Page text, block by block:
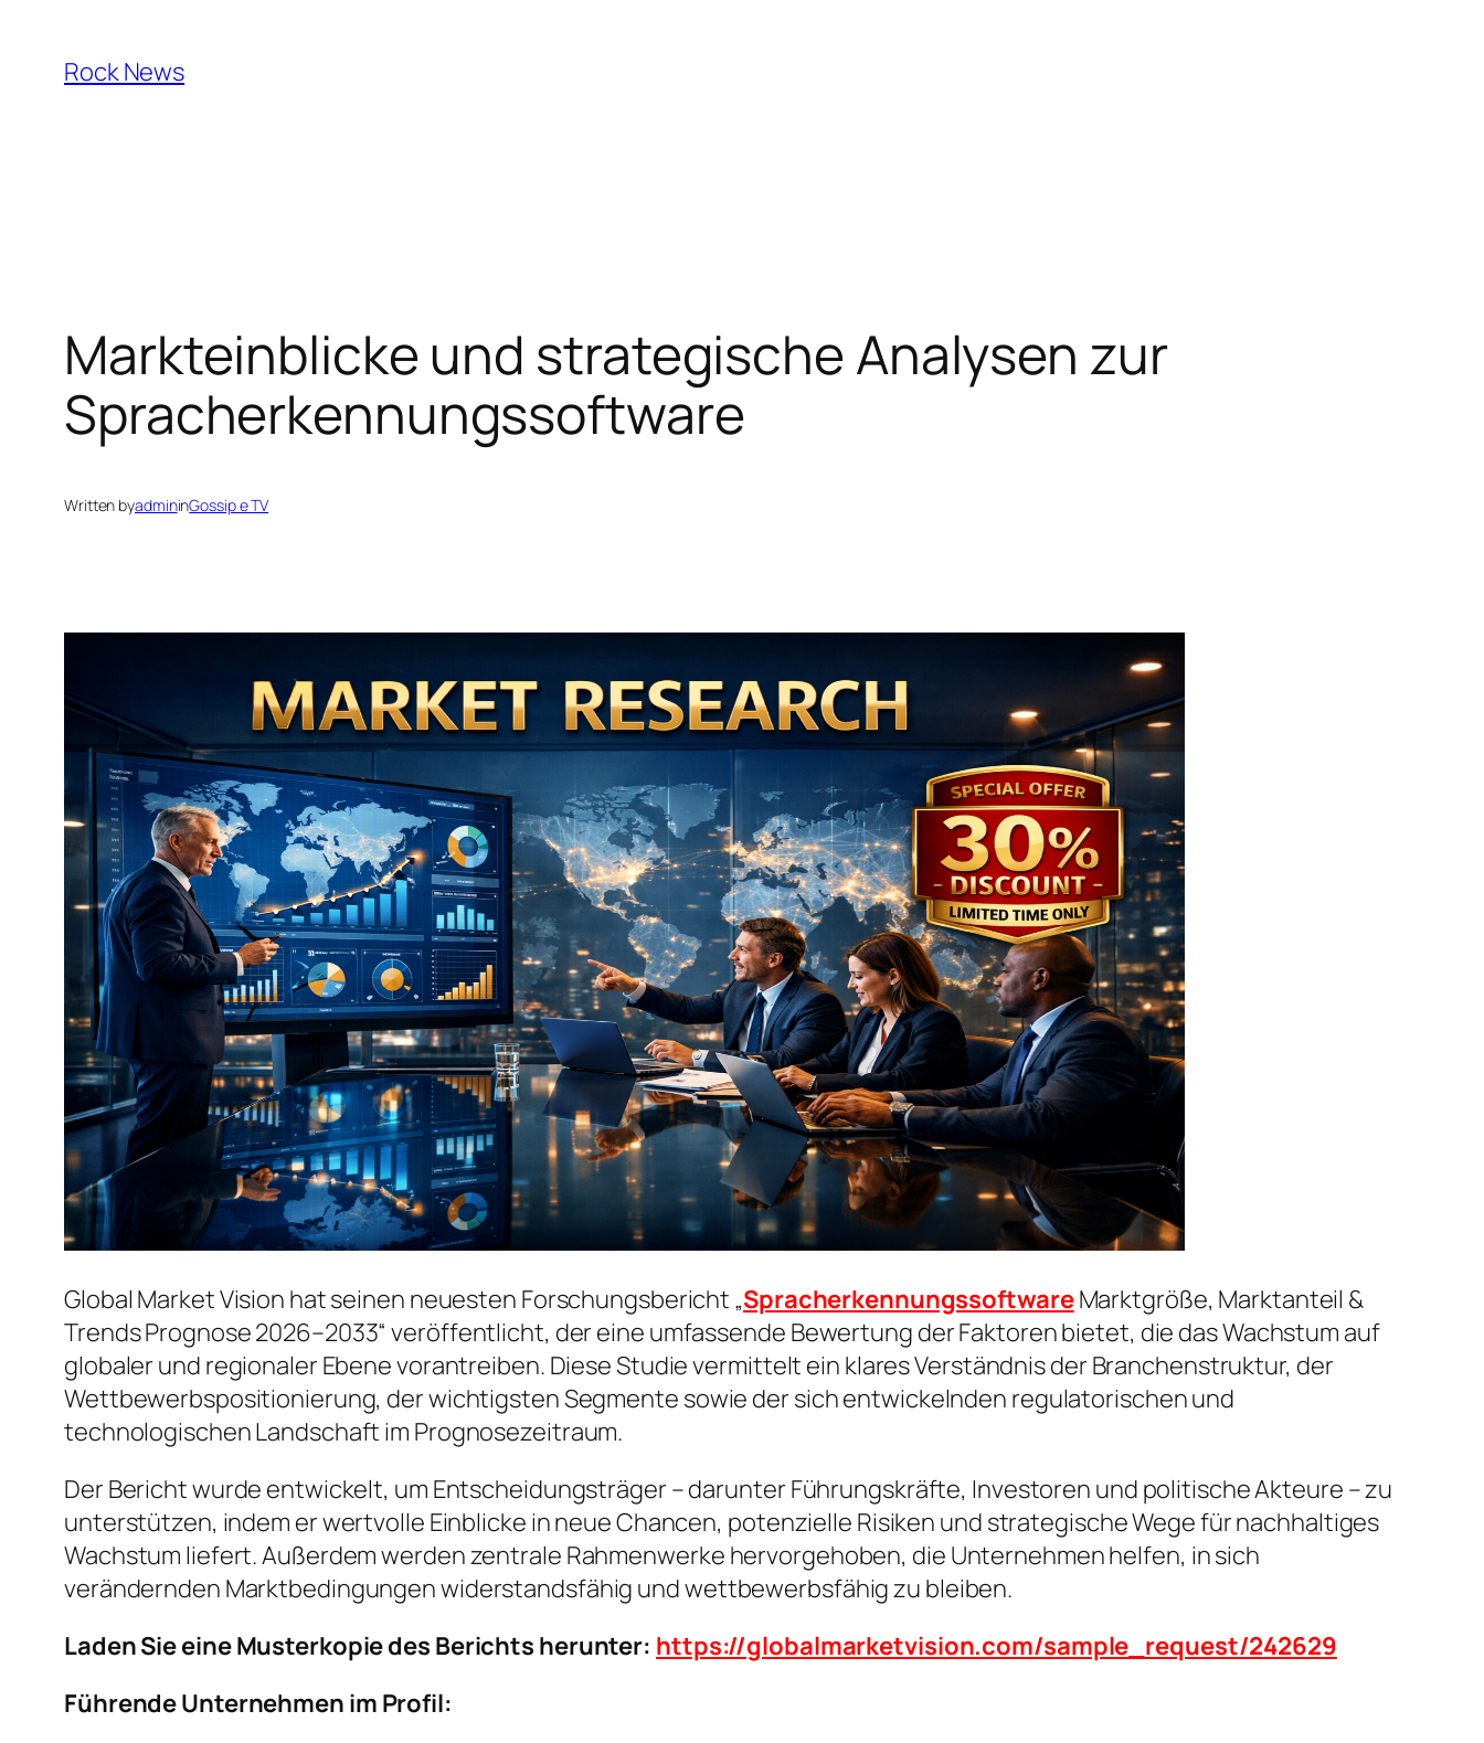
content
Rock News
Markteinblicke und strategische Analysen zur
Spracherkennungssoftware
Written byadmininGossip e TV
Global Market Vision hat seinen neuesten Forschungsbericht „SpracherkennungssoftwareMarktgröße, Marktanteil &
Trends Prognose 2026–2033“ veröffentlicht, der eine umfassende Bewertung der Faktoren bietet, die das Wachstum auf
globaler und regionaler Ebene vorantreiben. Diese Studie vermittelt ein klares Verständnis der Branchenstruktur, der
Wettbewerbspositionierung, der wichtigsten Segmente sowie der sich entwickelnden regulatorischen und
technologischen Landschaft im Prognosezeitraum.
Der Bericht wurde entwickelt, um Entscheidungsträger – darunter Führungskräfte, Investoren und politische Akteure – zu
unterstützen, indem er wertvolle Einblicke in neue Chancen, potenzielle Risiken und strategische Wege für nachhaltiges
Wachstum liefert. Außerdem werden zentrale Rahmenwerke hervorgehoben, die Unternehmen helfen, in sich
verändernden Marktbedingungen widerstandsfähig und wettbewerbsfähig zu bleiben.
Laden Sie eine Musterkopie des Berichts herunter: https://globalmarketvision.com/sample_request/242629
Führende Unternehmen im Profil: